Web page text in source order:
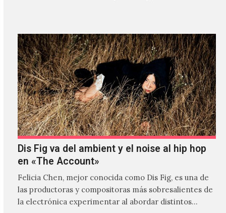
Dis Fig va del ambient y el noise al hip hop
en «The Account»
Felicia Chen, mejor conocida como Dis Fig, es una de
las productoras y compositoras más sobresalientes de
la electrónica experimentar al abordar distintos